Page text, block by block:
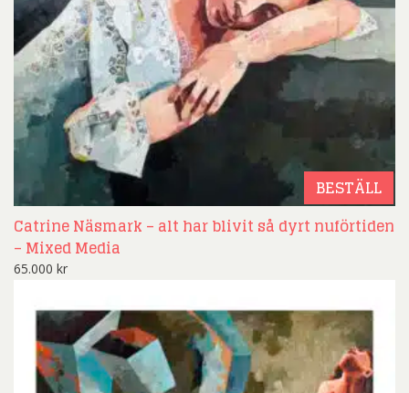
BESTÄLL
Catrine Näsmark – alt har blivit så dyrt nuförtiden
– Mixed Media
65.000 kr